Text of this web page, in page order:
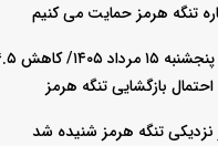
تنگه هرمز حمایت می کنیم
بازگشایی تنگه هرمز